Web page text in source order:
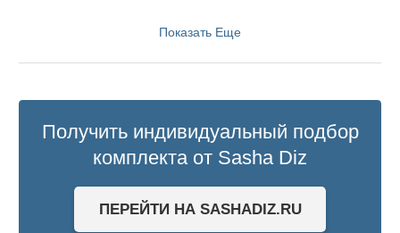
Показать Еще
Получить индивидуальный подбор
комплекта от Sasha Diz
ПЕРЕЙТИ НА SASHADIZ.RU